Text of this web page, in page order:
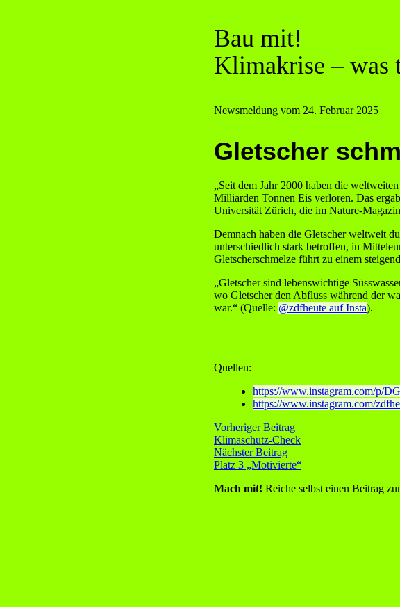
Bau mit!
Klimakrise – was
Newsmeldung vom 24. Februar 2025
Gletscher
„Seit dem Jahr 2000 haben die
Milliarden Tonnen Eis verloren. Das
Universität Zürich, die im Nature-
Demnach haben die Gletscher weltweit
unterschiedlich stark betroffen, in
Gletscherschmelze führt zu einem
„Gletscher sind lebenswichtige
wo Gletscher den Abfluss während der
war.“ (Quelle: @zdfheute auf Insta).
Quellen:
https://www.instagram.com/p/
https://www.instagram.com/
Vorheriger Beitrag
Klimaschutz-Check
Nächster Beitrag
Platz 3 „Motivierte“
Mach mit! Reiche selbst einen Beitrag